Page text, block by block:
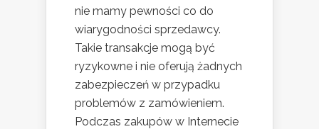
nie mamy pewności co do
wiarygodności sprzedawcy.
Takie transakcje mogą być
ryzykowne i nie oferują żadnych
zabezpieczeń w przypadku
problemów z zamówieniem.
Podczas zakupów w Internecie